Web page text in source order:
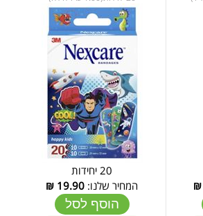
₪
20 יחידות
המחיר שלנו: 19.90
₪
הוסף לסל